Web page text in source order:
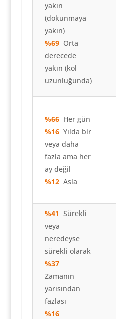
yakın
(dokunmaya
yakın)
%69 Orta
derecede
yakın (kol
uzunluğunda)
%66Her gün
%16 Yılda bir
veya daha
fazla ama her
ay değil
%12 Asla
%41 Sürekli
veya
neredeyse
sürekli olarak
%37
Zamanın
yarısından
fazlası
%16